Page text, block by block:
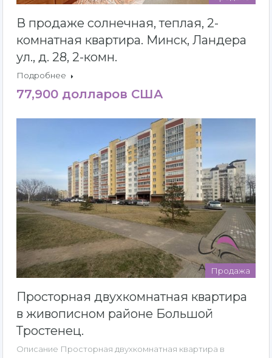
В продаже солнечная, теплая, 2-
комнатная квартира. Минск, Ландера
ул., д. 28, 2-комн.
Подробнее
77,900 долларов США
Продажа
Просторная двухкомнатная квартира
в живописном районе Большой
Тростенец.
Описание Просторная двухкомнатная квартира в